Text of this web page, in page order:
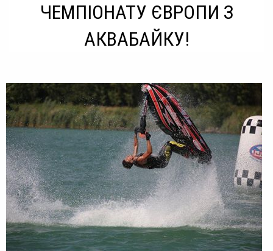
ЧЕМПІОНАТУ ЄВРОПИ З
АКВАБАЙКУ!